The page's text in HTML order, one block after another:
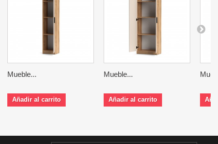
Mueble...
Añadir al carrito
Mueble...
Añadir al carrito